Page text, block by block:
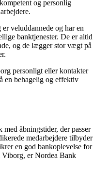
og personlig
veluddannede og har en
banktjenester. De er altid
og de lægger stor vægt på
personligt eller kontakter
en behagelig og effektiv
åbningstider, der passer
medarbejdere tilbyder
en god bankoplevelse for
Viborg, er Nordea Bank